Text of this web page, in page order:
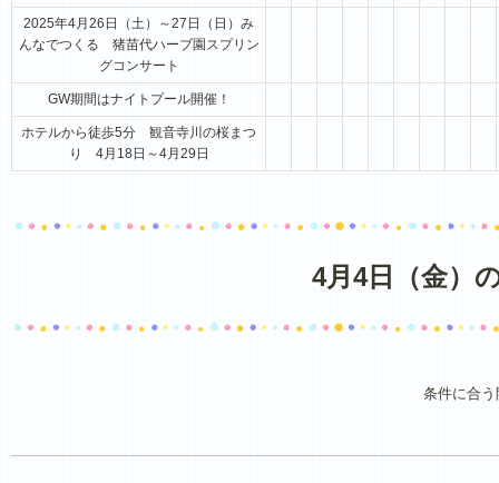
2025年4月26日（土）～27日（日）み
んなでつくる 猪苗代ハーブ園スプリン
グコンサート
GW期間はナイトプール開催！
ホテルから徒歩5分 観音寺川の桜まつ
り 4月18日～4月29日
4月4日（金）
条件に合